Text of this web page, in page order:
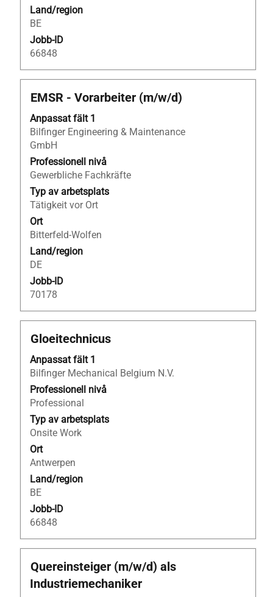
Land/region
BE
Jobb-ID
66848
Titel
EMSR - Vorarbeiter (m/w/d)
Anpassat fält 1
Bilfinger Engineering & Maintenance
GmbH
Professionell nivå
Gewerbliche Fachkräfte
Typ av arbetsplats
Tätigkeit vor Ort
Ort
Bitterfeld-Wolfen
Land/region
DE
Jobb-ID
70178
Klicka
blankstegstangenten
för
att
visa
allt
innehåll
i
jobbeskrivningen.
Titel
Gloeitechnicus
Anpassat fält 1
Bilfinger Mechanical Belgium N.V.
Professionell nivå
Professional
Typ av arbetsplats
Onsite Work
Ort
Antwerpen
Land/region
BE
Jobb-ID
66848
Klicka
blankstegstangenten
för
att
visa
allt
innehåll
i
jobbeskrivningen.
Titel
Quereinsteiger (m/w/d) als
Industriemechaniker
Klicka
på
blankstegstangenten